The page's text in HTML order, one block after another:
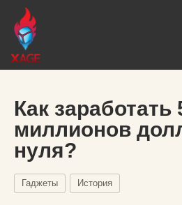
Как заработать
миллионов
нуля?
Гаджеты История